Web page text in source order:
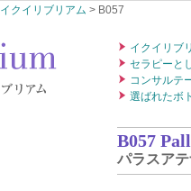
イクイリブリアム > B057
イクイリブ
セラピーと
コンサルテ
選ばれたボ
B057
パラスア